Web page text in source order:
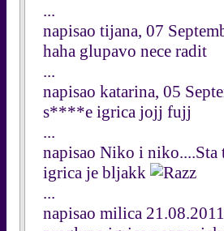
...
napisao tijana, 07
haha glupavo nece radit
...
napisao katarina, 05
s****e igrica jojj fujj
...
napisao Niko i niko....Sta
igrica je bljakk
...
napisao milica